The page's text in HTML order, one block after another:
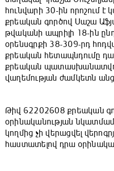
հունվարի 30-ին որոշում է
քրեական գործով Սաշա
թվականի ապրիլի 18-ին
օրենսգրքի 38-309-րդ
քրեական հետապնդումը
քրեական
վաղեմության ժամկետն
Թիվ 62202608 քրեական
օրինականության
կողմից չի վերացվել
հաստատելով դրա